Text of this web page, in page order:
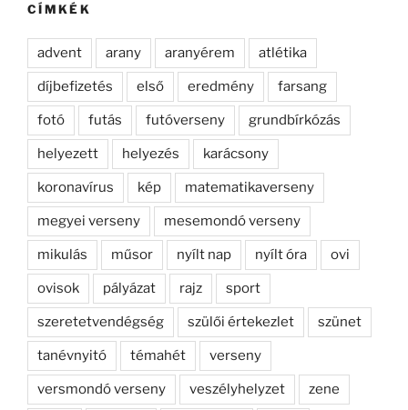
CÍMKÉK
advent arany aranyérem atlétika
díjbefizetés első eredmény farsang
fotó futás futóverseny grundbírkózás
helyezett helyezés karácsony
koronavírus kép matematikaverseny
megyei verseny mesemondó verseny
mikulás műsor nyílt nap nyílt óra ovi
ovisok pályázat rajz sport
szeretetvendégség szülői értekezlet szünet
tanévnyitó témahét verseny
versmondó verseny veszélyhelyzet zene